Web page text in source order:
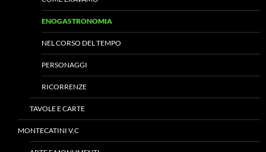
ENOGASTRONOMIA
NEL CORSO DEL TEMPO
PERSONAGGI
RICORRENZE
TAVOLE E CARTE
MONTECATINI V.C